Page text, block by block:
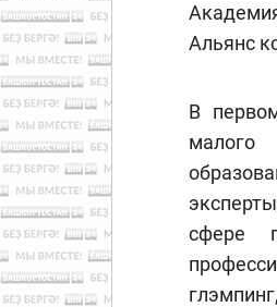
Альянс
В
малого
сфере